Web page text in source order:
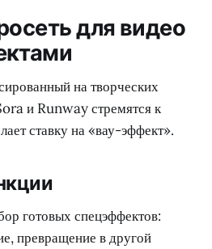
для видео
на творческих
и Runway стремятся к
ставку на «вау-эффект».
готовых спецэффектов:
превращение в другой